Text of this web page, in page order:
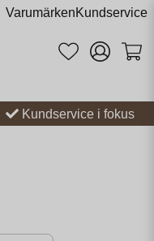
VarumärkenKundservice
Kundservice i fokus